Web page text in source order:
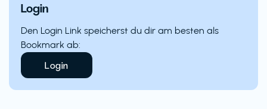
Login
Den Login Link speicherst du dir am besten als
Bookmark ab:
Login